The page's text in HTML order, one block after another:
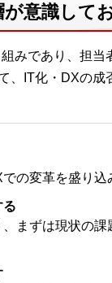
意識して
みであり、担
、IT化・DXの
の変革を盛り
る
まずは現状の